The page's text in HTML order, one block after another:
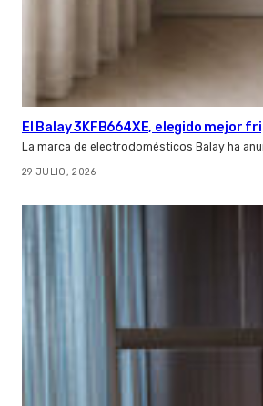
El Balay 3KFB664XE, elegido mejor
La marca de electrodomésticos Balay ha
29 JULIO, 2026